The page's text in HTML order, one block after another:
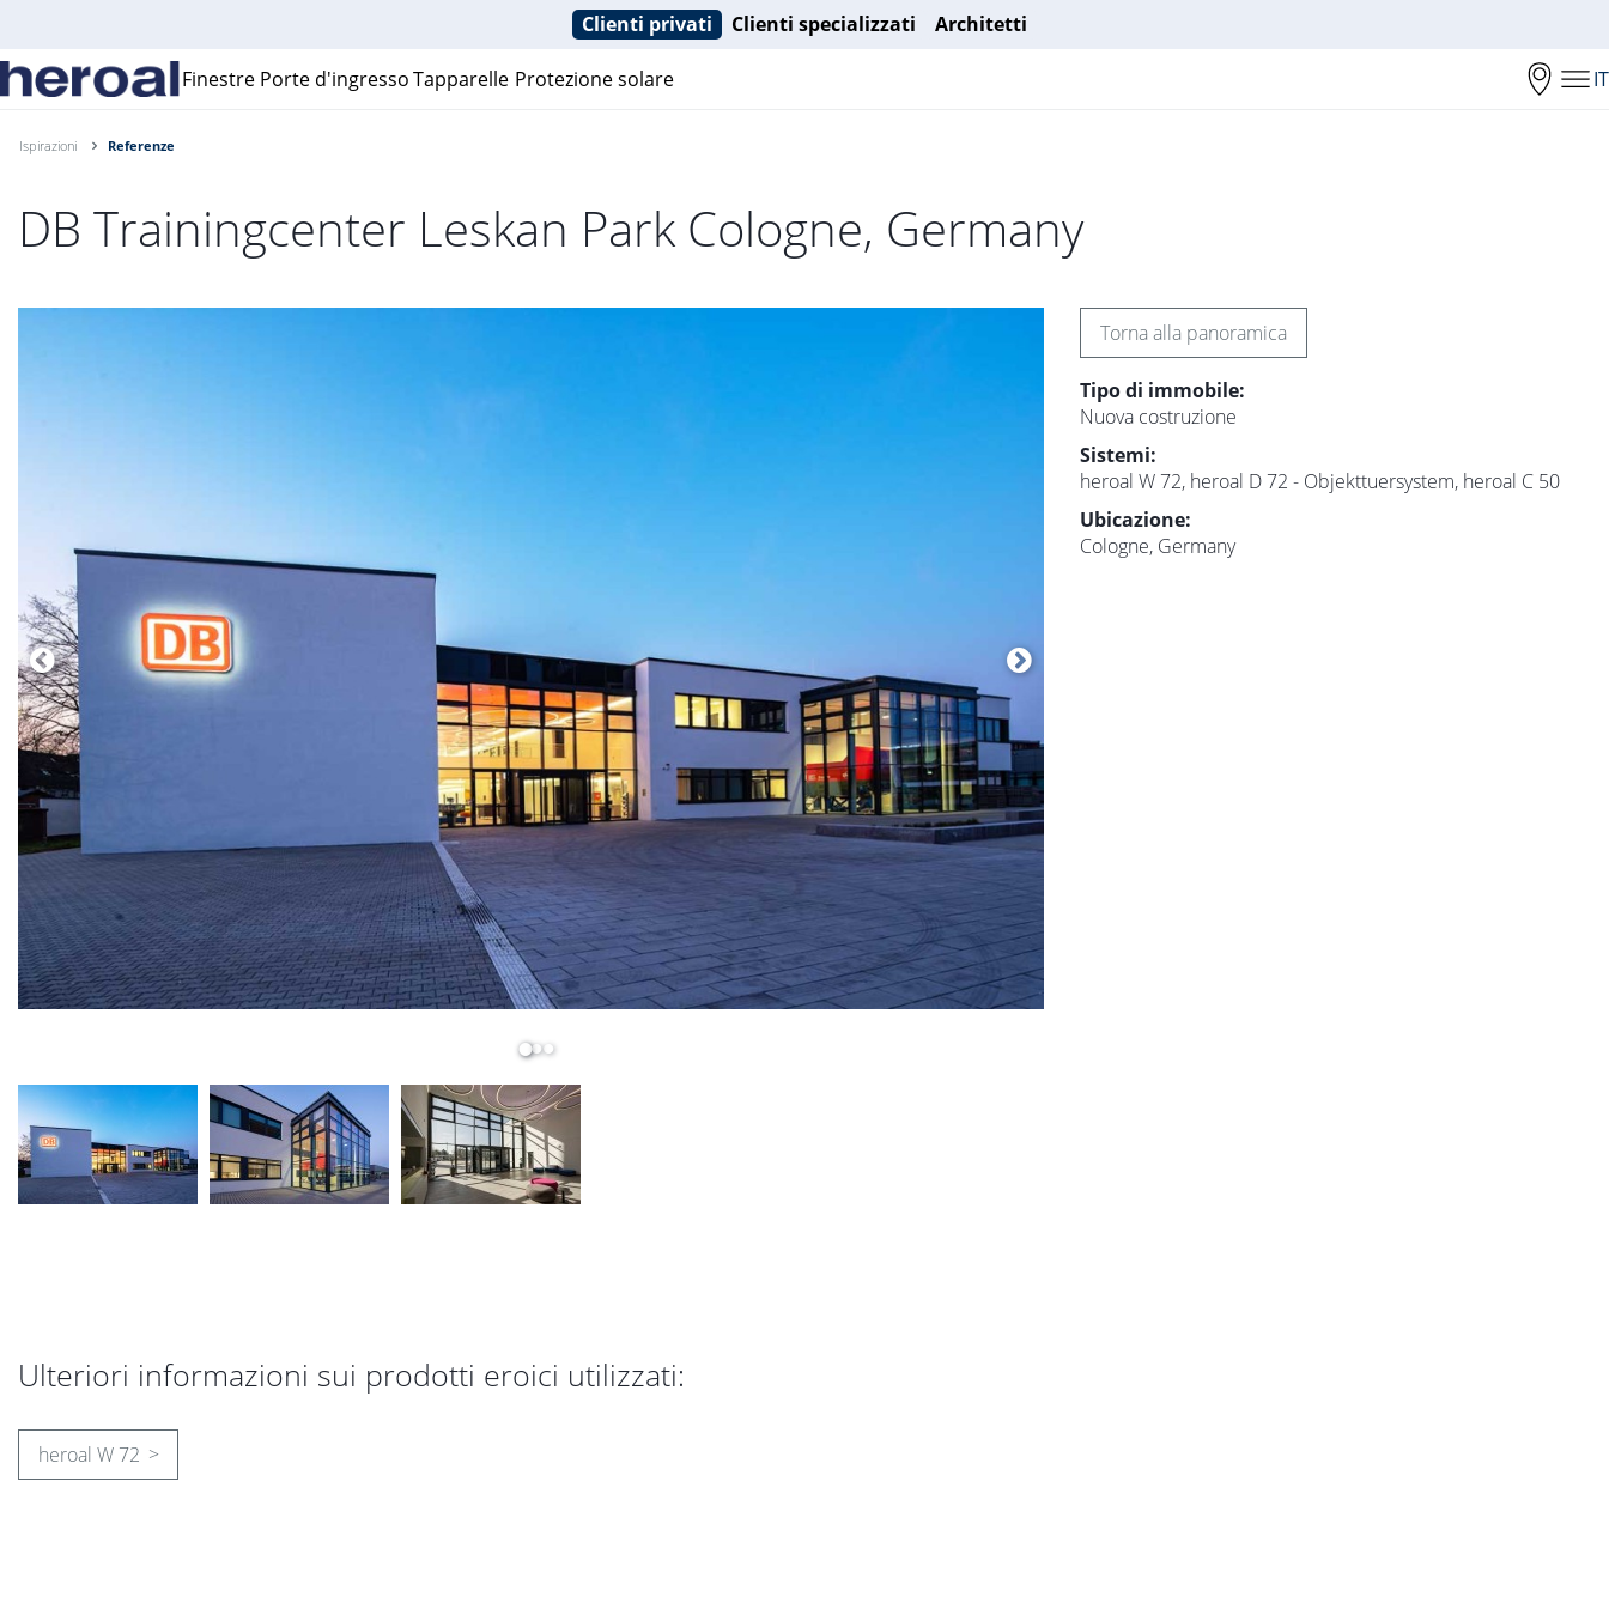
Clienti privati Clienti specializzati Architetti
Finestre Porte d'ingressoTapparelle Protezione solare IT
Ispirazioni Referenze
DB Trainingcenter Leskan Park Cologne, Germany
Torna alla panoramica
Tipo di immobile:
Nuova costruzione
Sistemi:
heroal W 72, heroal D 72 - Objekttuersystem, heroal C 50
Ubicazione:
Cologne, Germany
Ulteriori informazioni sui prodotti eroici utilizzati:
heroal W 72